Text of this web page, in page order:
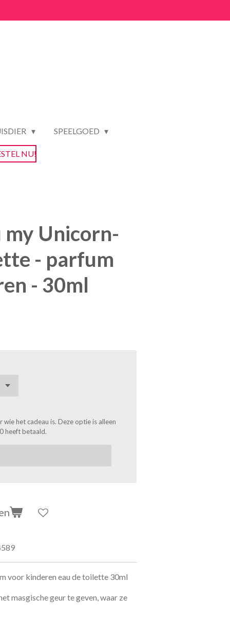
SPEELGOED
NU!
my Unicorn-
- parfum
- 30ml
het cadeau is. Deze optie is alleen
heeft betaald.
voor kinderen eau de toilette 30ml
masgische geur te geven, waar ze